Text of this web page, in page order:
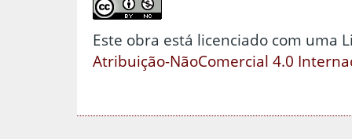
Este obra está licenciado com uma
Atribuição-NãoComercial 4.0